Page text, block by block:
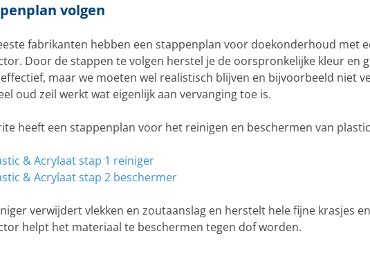
volgen
fabrikanten hebben een stappenplan voor doekonderhoud met
Door de stappen te volgen herstel je de oorspronkelijke kleur en
maar we moeten wel realistisch blijven en bijvoorbeeld niet
oud zeil werkt wat eigenlijk aan vervanging toe is.
heeft een stappenplan voor het reinigen en beschermen van
& Acrylaat stap 1 reiniger
& Acrylaat stap 2 beschermer
verwijdert vlekken en zoutaanslag en herstelt hele fijne krasjes
helpt het materiaal te beschermen tegen dof worden.